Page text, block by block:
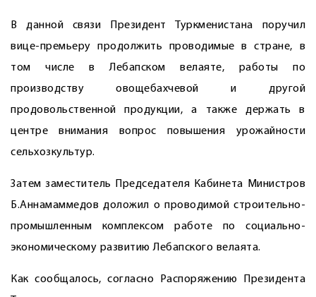
В данной связи Президент Туркменистана поручил
вице-премьеру продолжить проводимые в стране, в
том числе в Лебапском велаяте, работы по
производству овощебахчевой и другой
продовольственной продукции, а также держать в
центре внимания вопрос повышения урожайности
сельхозкультур.
Затем заместитель Председателя Кабинета Министров
Б.Аннамаммедов доложил о проводимой строительно-
промышленным комплексом работе по социально-
экономическому развитию Лебапского велаята.
Как сообщалось, согласно Распоряжению Президента